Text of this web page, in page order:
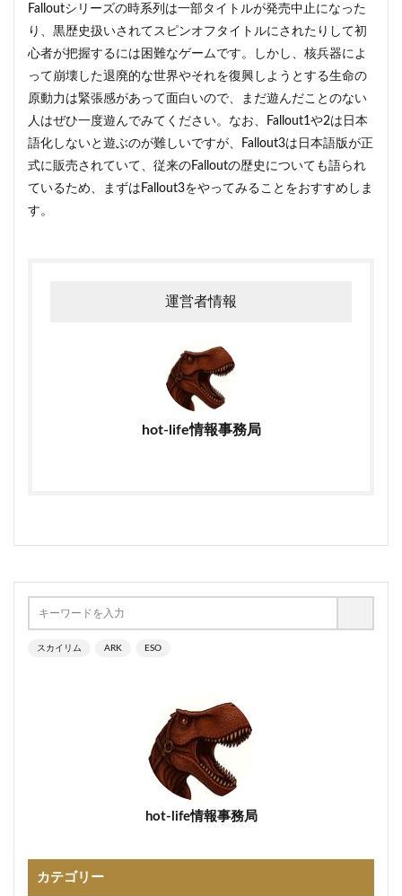
Falloutシリーズの時系列は一部タイトルが発売中止になった
り、黒歴史扱いされてスピンオフタイトルにされたりして初
心者が把握するには困難なゲームです。しかし、核兵器によ
って崩壊した退廃的な世界やそれを復興しようとする生命の
原動力は緊張感があって面白いので、まだ遊んだことのない
人はぜひ一度遊んでみてください。なお、Fallout1や2は日本
語化しないと遊ぶのが難しいですが、Fallout3は日本語版が正
式に販売されていて、従来のFalloutの歴史についても語られ
ているため、まずはFallout3をやってみることをおすすめしま
す。
運営者情報
hot-life情報事務局
スカイリム ARK ESO
hot-life情報事務局
カテゴリー